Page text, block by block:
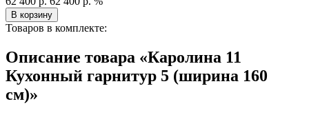
В корзину
Товаров в комплекте:
Описание товара «Каролина 11
Кухонный гарнитур 5 (ширина 160
см)»